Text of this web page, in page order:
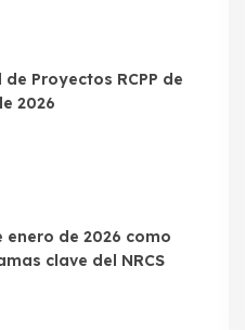
Proyectos RCPP de
2026
enero de 2026 como
clave del NRCS